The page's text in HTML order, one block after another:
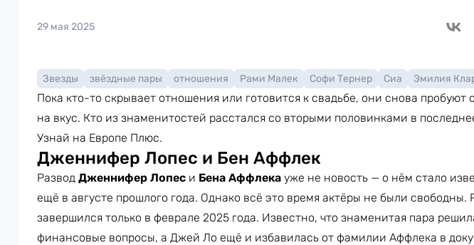
29 мая 2025
Звезды звёздные пары отношения Рами Малек Софи Тернер Сиа Эмилия
Пока кто-то скрывает отношения или готовится к свадьбе, они снова пробуют
на вкус. Кто из знаменитостей расстался со вторыми половинками в
Узнай на Европе Плюс.
Дженнифер Лопес и Бен Аффлек
Развод Дженнифер Лопес и Бена Аффлека уже не новость — о нём стало
ещё в августе прошлого года. Однако всё это время актёры не были свободны.
завершился только в феврале 2025 года. Известно, что знаменитая пара
финансовые вопросы, а Джей Ло ещё и избавилась от фамилии Аффлека в